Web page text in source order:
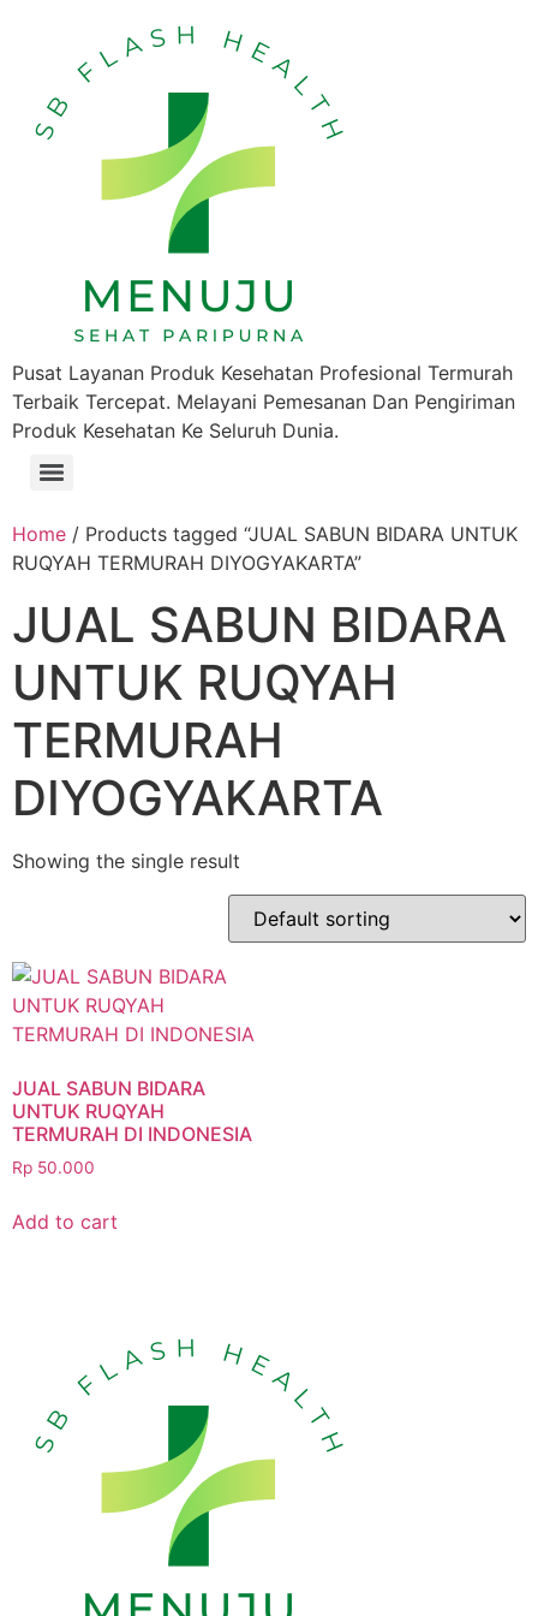
Pusat Layanan Produk Kesehatan Profesional Termurah
Terbaik Tercepat. Melayani Pemesanan Dan Pengiriman
Produk Kesehatan Ke Seluruh Dunia.
Home / Products tagged “JUAL SABUN BIDARA UNTUK
RUQYAH TERMURAH DIYOGYAKARTA”
JUAL SABUN BIDARA
UNTUK RUQYAH
TERMURAH
DIYOGYAKARTA
Showing the single result
JUAL SABUN BIDARA
UNTUK RUQYAH
TERMURAH DI INDONESIA
Rp 50.000
Add to cart